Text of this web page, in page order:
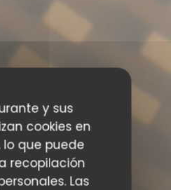
y sus
cookies en
lo que puede
recopilación
Las